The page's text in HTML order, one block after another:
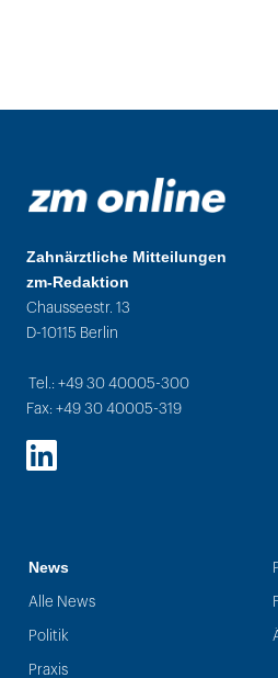
Zahnärztliche Mitteilungen
zm-Redaktion
Chausseestr. 13
D-10115 Berlin
Tel.: +49 30 40005-300
Fax: +49 30 40005-319
LinkedIn
News
Alle News
Politik
Praxis